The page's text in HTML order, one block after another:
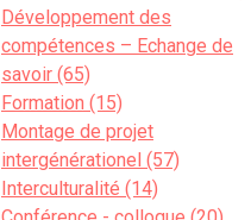
Développement des
compétences – Echange de
savoir (65)
Formation (15)
Montage de projet
intergénérationel (57)
Interculturalité (14)